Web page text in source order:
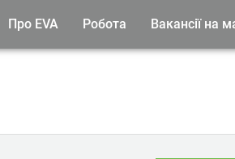
Про EVA Робота Вакансії на